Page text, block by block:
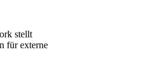
stellt
für externe